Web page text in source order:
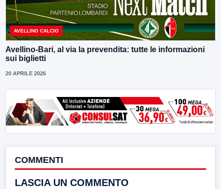
AVELLINO CALCIO
Avellino-Bari, al via la prevendita: tutte le informazioni
sui biglietti
20 APRILE 2026
COMMENTI
LASCIA UN COMMENTO